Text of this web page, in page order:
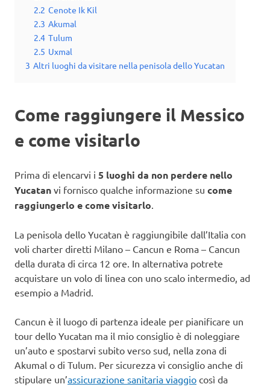
2.2 Cenote Ik Kil
2.3 Akumal
2.4 Tulum
2.5 Uxmal
3 Altri luoghi da visitare nella penisola dello Yucatan
Come raggiungere il Messico
e come visitarlo
Prima di elencarvi i 5 luoghi da non perdere nello
Yucatan vi fornisco qualche informazione su come
raggiungerlo e come visitarlo.
La penisola dello Yucatan è raggiungibile dall’Italia con
voli charter diretti Milano – Cancun e Roma – Cancun
della durata di circa 12 ore. In alternativa potrete
acquistare un volo di linea con uno scalo intermedio, ad
esempio a Madrid.
Cancun è il luogo di partenza ideale per pianificare un
tour dello Yucatan ma il mio consiglio è di noleggiare
un’auto e spostarvi subito verso sud, nella zona di
Akumal o di Tulum. Per sicurezza vi consiglio anche di
stipulare un’assicurazione sanitaria viaggio così da